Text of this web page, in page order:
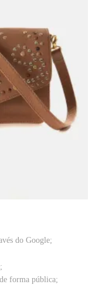
do Google;
;
forma pública;